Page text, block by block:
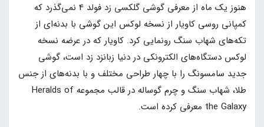
هنوز یک ماه از معرفی گوشی گلکسی زد فولد 4 نمی‌گذرد که
کمپانی روسی کاویار از نسخه لوکس این گوشی با بدنه‌ای از
تکه‌های شهاب سنگ رونمایی کرد. کاویار که در عرضه نسخه
لوکس دستگاه‌های الکترونکی در دنیا زبانزد زد است، گوشی
جدید سامسونگ را با چهار طراحی مختلف و با بدنه‌های از جنس
طلا، شهاب سنگ و چرم گوساله در قالب مجموعه Heralds of
the Galaxy معرفی کرده است.